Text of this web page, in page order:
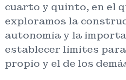
cuarto y quinto, en el
exploramos la
autonomía y la
establecer límites
propio y el de los